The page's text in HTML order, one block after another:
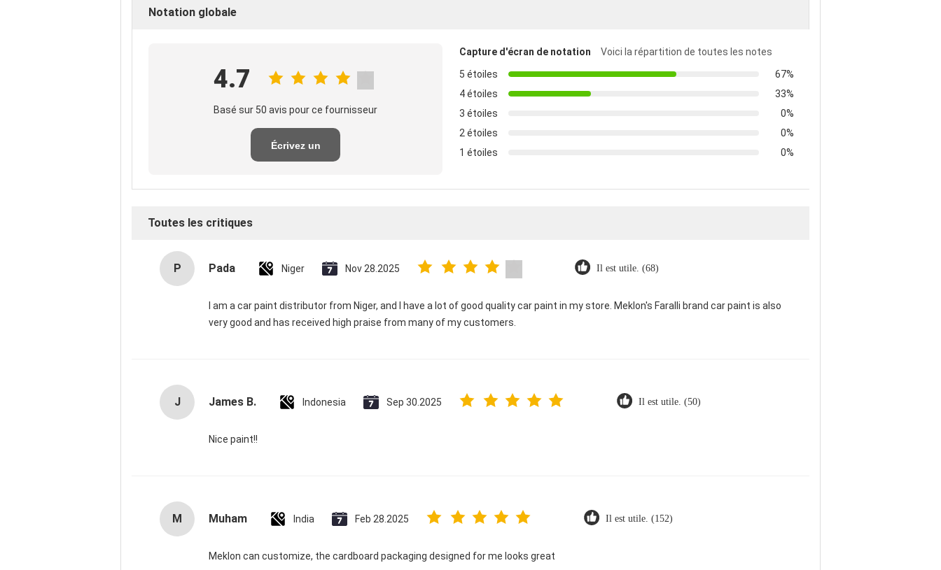
Notation globale
4.7
Basé sur 50 avis pour ce fournisseur
Écrivez un
Capture d'écran de notation
Voici la répartition de toutes les notes
5 étoiles
67%
4 étoiles
33%
3 étoiles
0%
2 étoiles
0%
1 étoiles
0%
Toutes les critiques
P Pada Niger Nov 28.2025 Il est utile. (68)
I am a car paint distributor from Niger, and I have a lot of good quality car paint in my store. Meklon's Faralli brand car paint is also
very good and has received high praise from many of my customers.
J James B. Indonesia Sep 30.2025 Il est utile. (50)
Nice paint!!
M Muham India Feb 28.2025 Il est utile. (152)
Meklon can customize, the cardboard packaging designed for me looks great